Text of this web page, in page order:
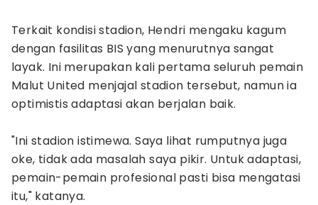
Terkait kondisi stadion, Hendri mengaku kagum
dengan fasilitas BIS yang menurutnya sangat
layak. Ini merupakan kali pertama seluruh pemain
Malut United menjajal stadion tersebut, namun ia
optimistis adaptasi akan berjalan baik.
"Ini stadion istimewa. Saya lihat rumputnya juga
oke, tidak ada masalah saya pikir. Untuk adaptasi,
pemain-pemain profesional pasti bisa mengatasi
itu," katanya.